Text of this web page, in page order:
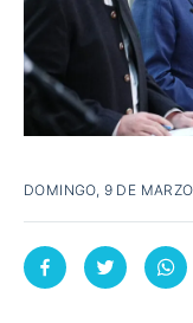
DOMINGO, 9 DE